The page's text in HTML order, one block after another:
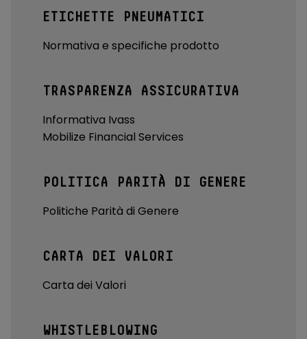
ETICHETTE PNEUMATICI
Normativa e specifiche prodotto
TRASPARENZA ASSICURATIVA
Informativa Ivass
Mobilize Financial Services
POLITICA PARITÀ DI GENERE
Politiche Parità di Genere
CARTA DEI VALORI
Carta dei Valori
WHISTLEBLOWING